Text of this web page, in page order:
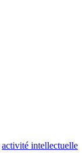
activité intellectuelle